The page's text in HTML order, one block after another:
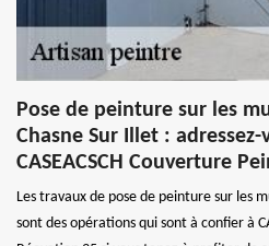
Pose de peinture sur les
Chasne Sur Illet :
CASEACSCH Couverture
Les travaux de pose de peinture sur les
sont des opérations qui sont à confier à